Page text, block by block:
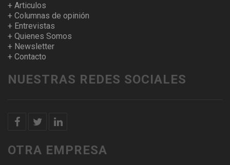
+ Articulos
+ Columnas de opinión
+ Entrevistas
+ Quienes Somos
+ Newsletter
+ Contacto
NUESTRAS REDES SOCIALES
OTRA EMPRESA